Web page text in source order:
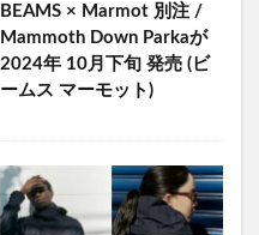
BEAMS × Marmot 別注 /
Mammoth Down Parkaが
2024年 10月下旬 発売 (ビ
ームス マーモット)